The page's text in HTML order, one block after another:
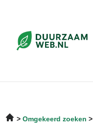
Omgekeerd zoeken